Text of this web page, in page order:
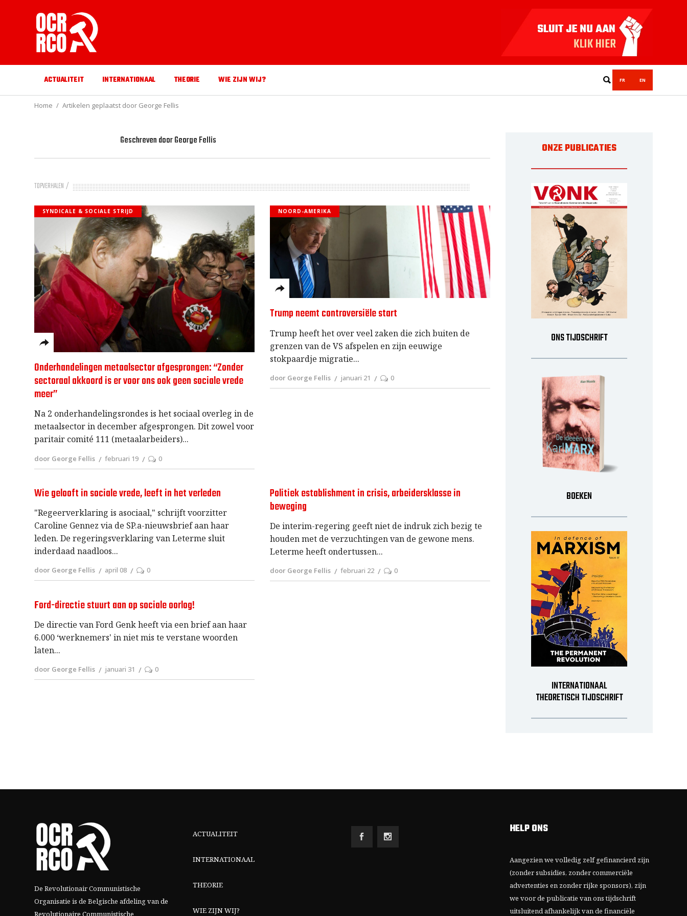
ACTUALITEIT INTERNATIONAAL THEORIE WIE ZIJN WIJ? FR EN
Home Artikelen geplaatst door George Fellis
Geschreven doorGeorge Fellis
TOPVERHALEN
SYNDICALE & SOCIALE STRIJD
Onderhandelingen metaalsector afgesprongen: “Zonder
sectoraal akkoord is er voor ons ook geen sociale vrede
meer”
Na 2 onderhandelingsrondes is het sociaal overleg in de
metaalsector in december afgesprongen. Dit zowel voor
paritair comité 111 (metaalarbeiders)
door George Fellis februari 19 0
NOORD-AMERIKA
Trump neemt controversiële start
Trump heeft het over veel zaken die zich buiten de
grenzen van de VS afspelen en zijn eeuwige
stokpaardje migratie
door George Fellis januari 21 0
Wie gelooft in sociale vrede, leeft in het verleden
"Regeerverklaring is asociaal," schrijft voorzitter
Caroline Gennez via de SP.a-nieuwsbrief aan haar
leden. De regeringsverklaring van Leterme sluit
inderdaad naadloos
door George Fellis april 08 0
Politiek establishment in crisis, arbeidersklasse in
beweging
De interim-regering geeft niet de indruk zich bezig te
houden met de verzuchtingen van de gewone mens.
Leterme heeft ondertussen
door George Fellis februari 22 0
Ford-directie stuurt aan op sociale oorlog!
De directie van Ford Genk heeft via een brief aan haar
6.000 ‘werknemers' in niet mis te verstane woorden
laten
door George Fellis januari 31 0
ONZE PUBLICATIES
ONS TIJDSCHRIFT
BOEKEN
INTERNATIONAAL
THEORETISCH TIJDSCHRIFT
De Revolutionair Communistische
Organisatie is de Belgische afdeling vande
Revolutionaire Communistische
ACTUALITEIT
INTERNATIONAAL
THEORIE
WIE ZIJN WIJ?
HELP ONS
Aangezien we volledig zelf gefinancierd zijn
(zonder subsidies, zonder commerciële
advertenties en zonder rijke sponsors), zijn
we voor de publicatie van ons tijdschrift
uitsluitend afhankelijk van de financiële